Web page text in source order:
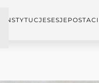
INSTYTUCJESESJEPOSTACI